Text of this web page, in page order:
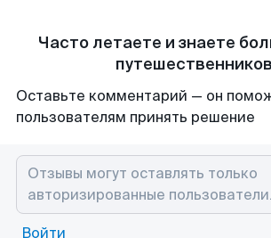
Часто летаете и знаете
Оставьте комментарий — он
пользователям принять решение
Войти